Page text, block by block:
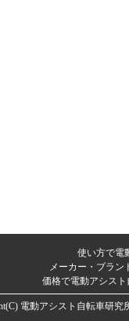
使い方で電
メーカー・ブラ
価格で電動アシス
電動アシスト自転車研究